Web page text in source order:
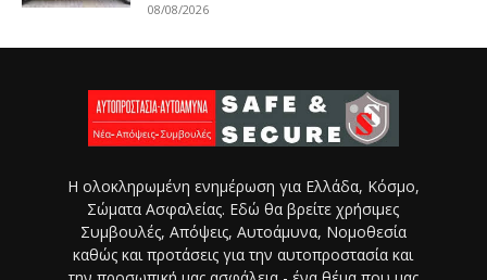
08/08/2026
Η ολοκληρωμένη ενημέρωση για Ελλάδα, Κόσμο,
Σώματα Ασφαλείας. Εδώ θα βρείτε χρήσιμες
Συμβουλές, Απόψεις, Αυτοάμυνα, Νομοθεσία
καθώς και προτάσεις για την αυτοπροστασία και